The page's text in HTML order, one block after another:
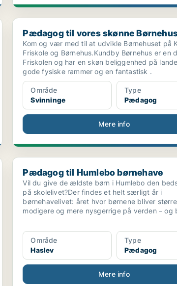
Pædagog til vores skønne Børnehus
Pædagog til vores skønne
Kom og vær med til at udvikle Børnehuset på
Friskole og Børnehus.Kundby Børnehus er en
Friskolen og har en skøn beliggenhed på
gode fysiske rammer og en fantastisk .
Område
Svinninge
Type
Pædagog
Mere info
Pædagog til Humlebo børnehave
Pædagog til Humlebo børnehave
Vil du give de ældste børn i Humlebo den
på skolelivet?Der findes et helt særligt år i
børnehavelivet: året hvor børnene bliver
modigere og mere nysgerrige på verden – og
Område
Haslev
Type
Pædagog
Mere info